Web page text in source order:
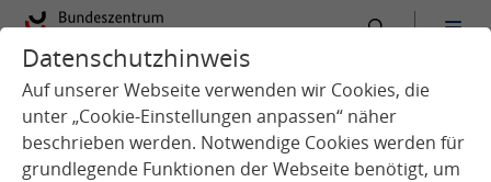
Datenschutzhinweis
Auf unserer Webseite verwenden wir Cookies, die
unter „Cookie-Einstellungen anpassen“ näher
beschrieben werden. Notwendige Cookies werden für
grundlegende Funktionen der Webseite benötigt, um
: